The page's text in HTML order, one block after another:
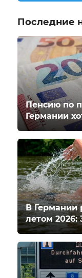
Последние
Пенсию по
Германии
В Германии
летом 2026: